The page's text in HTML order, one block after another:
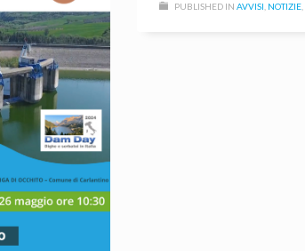
PUBLISHED IN AVVISI NOTIZIE